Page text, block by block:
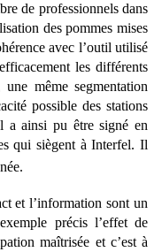
de professionnels dans
des pommes mises
avec l’outil utilisé
les différents
même segmentation
possible des stations
a ainsi pu être signé en
qui siègent à Interfel. Il
et l’information sont un
précis l’effet de
maîtrisée et c’est à